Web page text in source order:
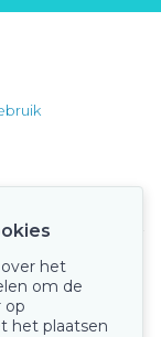
het
om de
op
het plaatsen